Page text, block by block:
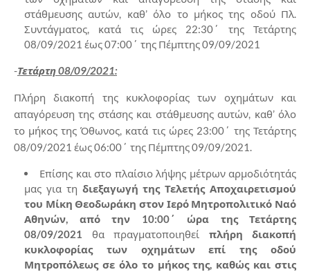
στάθμευσης αυτών, καθ’ όλο το μήκος της οδού Πλ.
Συντάγματος, κατά τις ώρες 22:30΄ της Τετάρτης
08/09/2021 έως 07:00΄ της Πέμπτης 09/09/2021
-Τετάρτη 08/09/2021:
Πλήρη διακοπή της κυκλοφορίας των οχημάτων και
απαγόρευση της στάσης και στάθμευσης αυτών, καθ’ όλο
το μήκος της Όθωνος, κατά τις ώρες 23:00΄ της Τετάρτης
08/09/2021 έως 06:00΄ της Πέμπτης 09/09/2021.
Επίσης και στο πλαίσιο λήψης μέτρων αρμοδιότητάς
μας για τη διεξαγωγή της Τελετής Αποχαιρετισμού
του Μίκη Θεοδωράκη στον Ιερό Μητροπολιτικό Ναό
Αθηνών, από την 10:00΄ ώρα της Τετάρτης
08/09/2021 θα πραγματοποιηθεί πλήρη διακοπή
κυκλοφορίας των οχημάτων επί της οδού
Μητροπόλεως σε όλο το μήκος της, καθώς και στις